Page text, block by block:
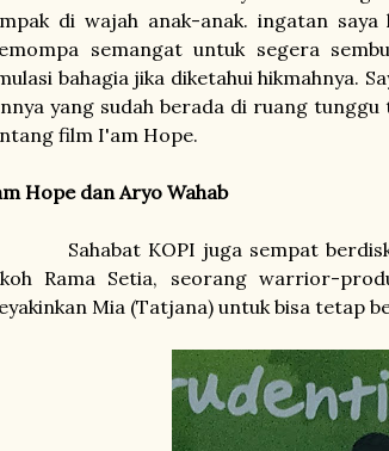
di wajah anak-anak. ingatan
semangat untuk segera
bahagia jika diketahui hikmahnya.
yang sudah berada di ruang
film I'am Hope.
Hope dan Aryo Wahab
KOPI juga sempat
Rama Setia, seorang warrior-
Mia (Tatjana) untuk bisa tetap